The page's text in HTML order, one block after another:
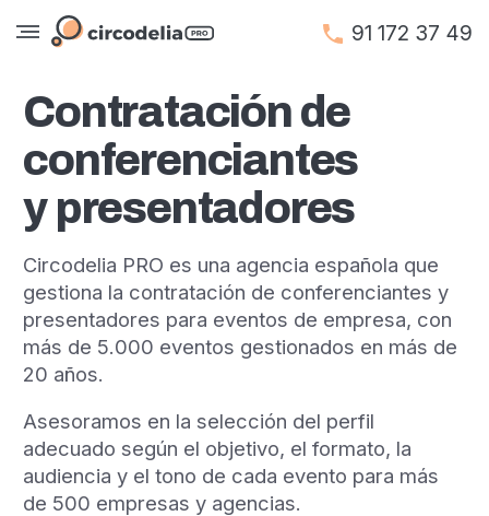
91 172 37 49
Contratación de
conferenciantes
y presentadores
Circodelia PRO es una agencia española que
gestiona la contratación de conferenciantes y
presentadores para eventos de empresa, con
más de 5.000 eventos gestionados en más de
20 años.
Asesoramos en la selección del perfil
adecuado según el objetivo, el formato, la
audiencia y el tono de cada evento para más
de 500 empresas y agencias.